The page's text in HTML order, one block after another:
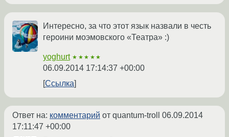
Интересно, за что этот язык назвали в честь
героини моэмовского «Театра» :)
yoghurt ★★★★★
06.09.2014 17:14:37 +00:00
Ссылка
Ответ на: комментарий от quantum-troll 06.09.2014
17:11:47 +00:00